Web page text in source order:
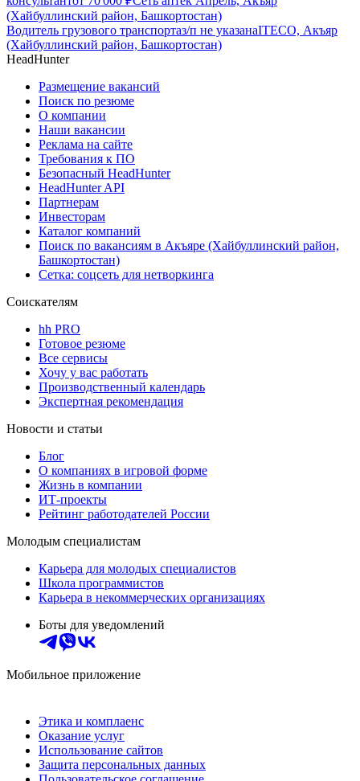
(Хайбуллинский район, Башкортостан)
Водитель грузового транспортаз/п не указанаITECO, Акъяр
(Хайбуллинский район, Башкортостан)
HeadHunter
Размещение вакансий
Поиск по резюме
О компании
Наши вакансии
Реклама на сайте
Требования к ПО
Безопасный HeadHunter
HeadHunter API
Партнерам
Инвесторам
Каталог компаний
Поиск по вакансиям в Акъяре (Хайбуллинский район,
Башкортостан)
Сетка: соцсеть для нетворкинга
Соискателям
hh PRO
Готовое резюме
Все сервисы
Хочу у вас работать
Производственный календарь
Экспертная рекомендация
Новости и статьи
Блог
О компаниях в игровой форме
Жизнь в компании
ИТ-проекты
Рейтинг работодателей России
Молодым специалистам
Карьера для молодых специалистов
Школа программистов
Карьера в некоммерческих организациях
Боты для уведомлений
Мобильное приложение
Этика и комплаенс
Оказание услуг
Использование сайтов
Защита персональных данных